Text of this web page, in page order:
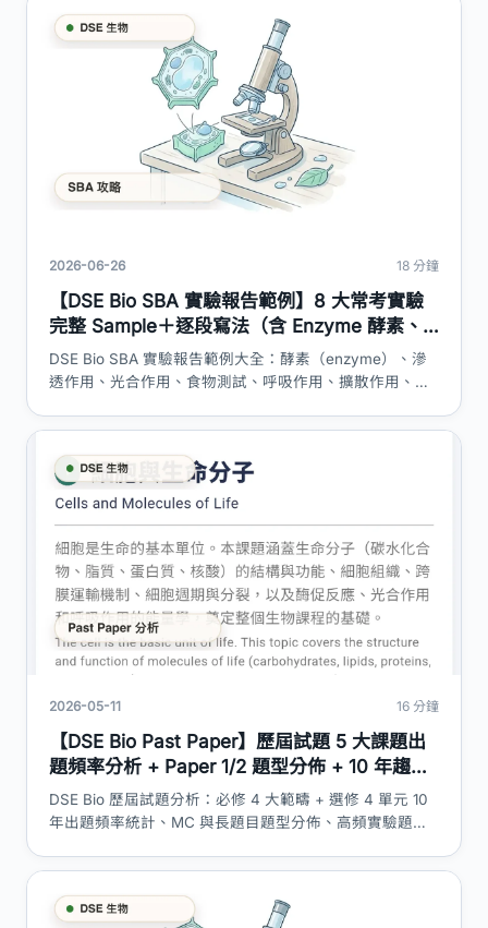
2026-06-26 18 分鐘
【DSE Bio SBA 實驗報告範例】8 大常考實驗
完整 Sample＋逐段寫法（含 Enzyme 酵素、
紅菜頭、DCPIP）｜DSE 神器
DSE Bio SBA 實驗報告範例大全：酵素（enzyme）、滲
透作用、光合作用、食物測試、呼吸作用、擴散作用、紅
sample，連原始數據表、Discussion／Evaluation 中英對
2026-05-11 16 分鐘
【DSE Bio Past Paper】歷屆試題 5 大課題出
題頻率分析 + Paper 1/2 題型分佈 + 10 年趨勢
+ 2026 溫習重點｜DSE 神器
DSE Bio 歷屆試題分析：必修 4 大範疇 + 選修 4 單元 10
年出題頻率統計、MC 與長題目題型分佈、高頻實驗題課
不含 past paper 題目內容——純頻率分析同溫習策略。